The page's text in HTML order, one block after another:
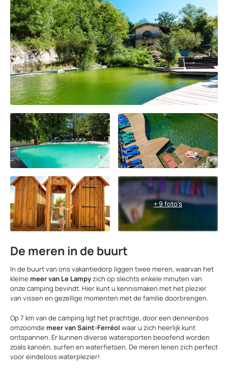
+ 9 foto's
De meren in de buurt
In de buurt van ons vakantiedorp liggen twee meren, waarvan het
kleine meer van Le Lampyzich op slechts enkele minuten van
onze camping bevindt. Hier kunt u kennismaken met het plezier
van vissen en gezellige momenten met de familie doorbrengen.
Op 7 km van de camping ligt het prachtige, door een dennenbos
omzoomde meer van Saint-Ferréol waar u zich heerlijk kunt
ontspannen. Er kunnen diverse watersporten beoefend worden
zoals kanoën, surfen en waterfietsen. De meren lenen zich perfect
voor eindeloos waterplezier!